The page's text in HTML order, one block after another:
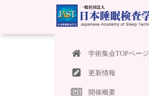
学術集会TOPページ
更新情報
開催概要